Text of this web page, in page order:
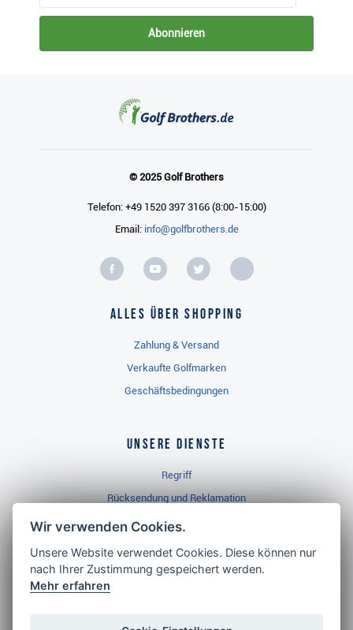
Abonnieren
© 2025 Golf Brothers
Telefon: +49 1520 397 3166 (8:00-15:00)
Email: info@golfbrothers.de
Alles über Shopping
Zahlung & Versand
Verkaufte Golfmarken
Geschäftsbedingungen
Unsere Dienste
Regriff
Rücksendung und Reklamation
Widerrufsbelehrung
Golf Brothers.de
Wir verwenden Cookies.
Unsere Website verwendet Cookies. Diese können nur
nach Ihrer Zustimmung gespeichert werden.
Mehr erfahren